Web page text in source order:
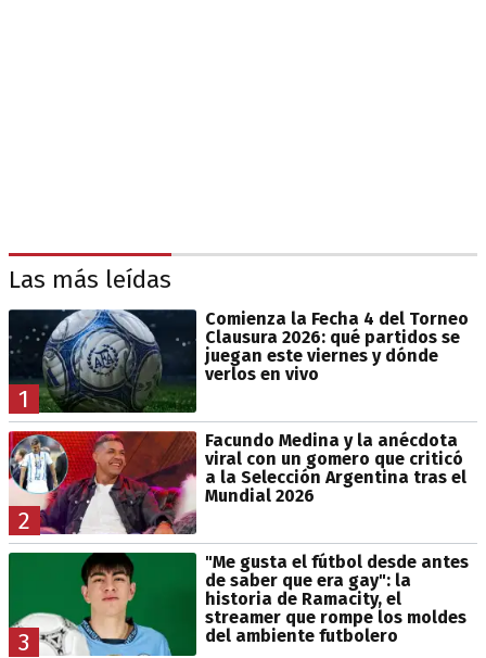
Las más leídas
1
Comienza la Fecha 4 del Torneo
Clausura 2026: qué partidos se
juegan este viernes y dónde
verlos en vivo
2
Facundo Medina y la anécdota
viral con un gomero que criticó
a la Selección Argentina tras el
Mundial 2026
3
"Me gusta el fútbol desde antes
de saber que era gay": la
historia de Ramacity, el
streamer que rompe los moldes
del ambiente futbolero